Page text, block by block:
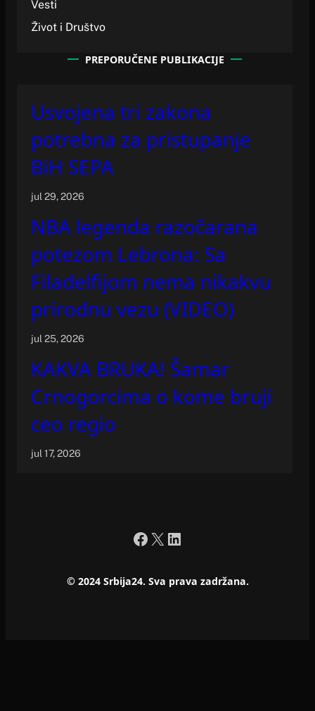
Vesti
Život i Društvo
PREPORUČENE PUBLIKACIJE
Usvojena tri zakona
potrebna za pristupanje
BiH SEPA
jul 29, 2026
NBA legenda razočarana
potezom Lebrona: Sa
Filadelfijom nema nikakvu
prirodnu vezu (VIDEO)
jul 25, 2026
KAKVA BRUKA! Šamar
Crnogorcima o kome bruji
ceo regio
jul 17, 2026
Facebook
X LinkedIn
© 2024 Srbija24. Sva prava zadržana.